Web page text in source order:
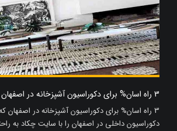
3 راه اسان% برای دکوراسیون آشپزخانه در اصفهان که باید بدانید!
3 راه اسان% برای دکوراسیون آشپزخانه در اصفهان
دکوراسیون داخلی در اصفهان را با سایت چکاد به